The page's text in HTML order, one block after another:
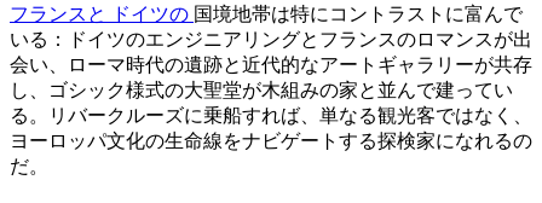
フランスと ドイツの 国境地帯は特にコントラストに富んで
いる：ドイツのエンジニアリングとフランスのロマンスが出
会い、ローマ時代の遺跡と近代的なアートギャラリーが共存
し、ゴシック様式の大聖堂が木組みの家と並んで建ってい
る。リバークルーズに乗船すれば、単なる観光客ではなく、
ヨーロッパ文化の生命線をナビゲートする探検家になれるの
だ。